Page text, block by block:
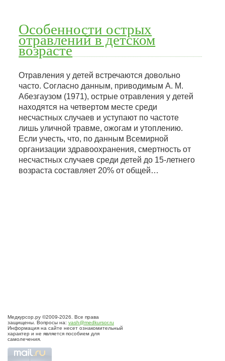
Особенности острых
отравлений в детском
возрасте
Отравления у детей встречаются довольно
часто. Согласно данным, приводимым А. М.
Абезгаузом (1971), острые отравления у детей
находятся на четвертом месте среди
несчастных случаев и уступают по частоте
лишь уличной травме, ожогам и утоплению.
Если учесть, что, по данным Всемирной
организации здравоохранения, смертность от
несчастных случаев среди детей до 15-летнего
возраста составляет 20% от общей…
Медкурсор.ру ©2009-2026. Все права
защищены. Вопросы на: vash@medkursor.ru
Информация на сайте несет ознакомительный
характер и не является пособием для
самолечения.